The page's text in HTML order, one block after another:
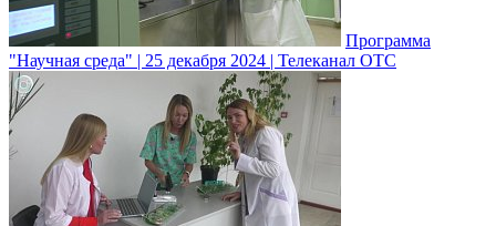
Программа
"Научная среда" | 25 декабря 2024 | Телеканал ОТС